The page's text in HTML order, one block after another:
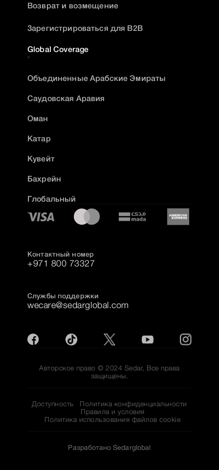
Возврат и возмещение
Зарегистрироваться для B2B
Global Coverage
Объединенные Арабские Эмираты
Саудовская Аравия
Оман
Катар
Кувейт
Бахрейн
Глобальный
Контактный номер
+971 800 73327
Службы поддержки
wecare@sedarglobal.com
Авторское право © 2024 Sedar, Все права
защищены.
Доступность
Политика конфиденциальности
Правила и условия
Политика использования файлов cookie
Разработано Sedarglobal